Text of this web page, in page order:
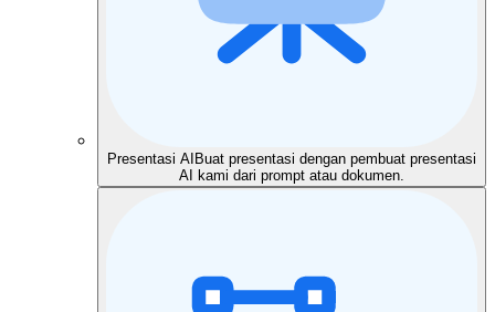
Presentasi AI Buat presentasi dengan pembuat presentasi
AI kami dari prompt atau dokumen.